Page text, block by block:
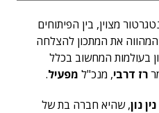
מצוין, בין הפיתוחים
המהווה את המתכון להצלחה
בעולמות המחשוב בכלל
רז דרבי, מנכ"ל מפעיל.
נין נון, שהיא חברה בת של